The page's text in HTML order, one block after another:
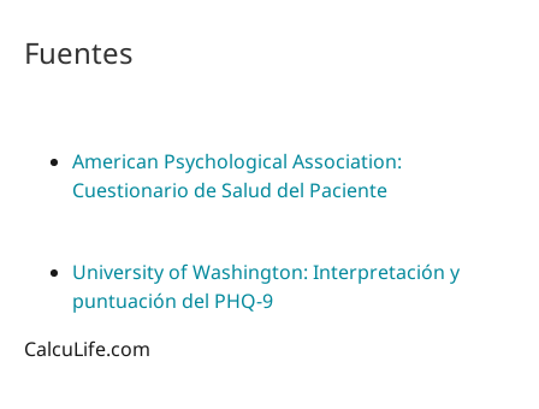
Fuentes
American Psychological Association:
Cuestionario de Salud del Paciente
University of Washington: Interpretación y
puntuación del PHQ-9
CalcuLife.com